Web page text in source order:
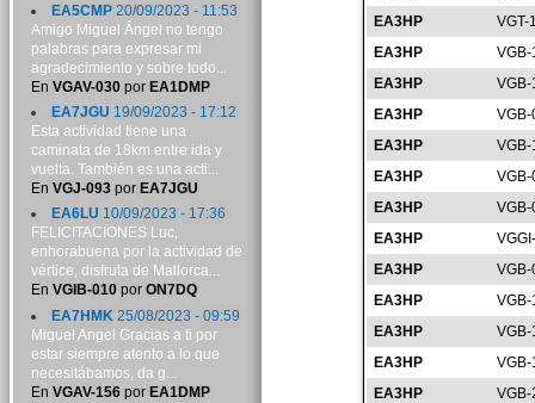
EA3HP
VGT-
EA3HP
EA3HP
EA3HP
EA3HP
EA3HP
EA3HP
EA3HP
EA3HP
EA3HP
VGB-
EA3HP
VGB-
EA3HP
EA3HP
EA5CMP20/09/2023 - 11:53
Amigo Miguel Ángel no tengo
palabras para expresar mi
agradecimiento y sobre todo...
En VGAV-030por EA1DMP
EA7JGU 19/09/2023 - 17:12
Esta actividad tiene una
caminata de 18km entre ida y
vuelta. También es una acti...
En VGJ-093por EA7JGU
EA6LU 10/09/2023 - 17:36
FELICITACIONES Luc,
enhorabuena por la actividad de
vértice, disfruta de Mallorca...
En VGIB-010por ON7DQ
EA7HMK 25/08/2023 - 09:59
Miguel Angel Gracias a ti por
estar siempre atento a lo que
necesitábamos, da g...
En VGAV-156por EA1DMP